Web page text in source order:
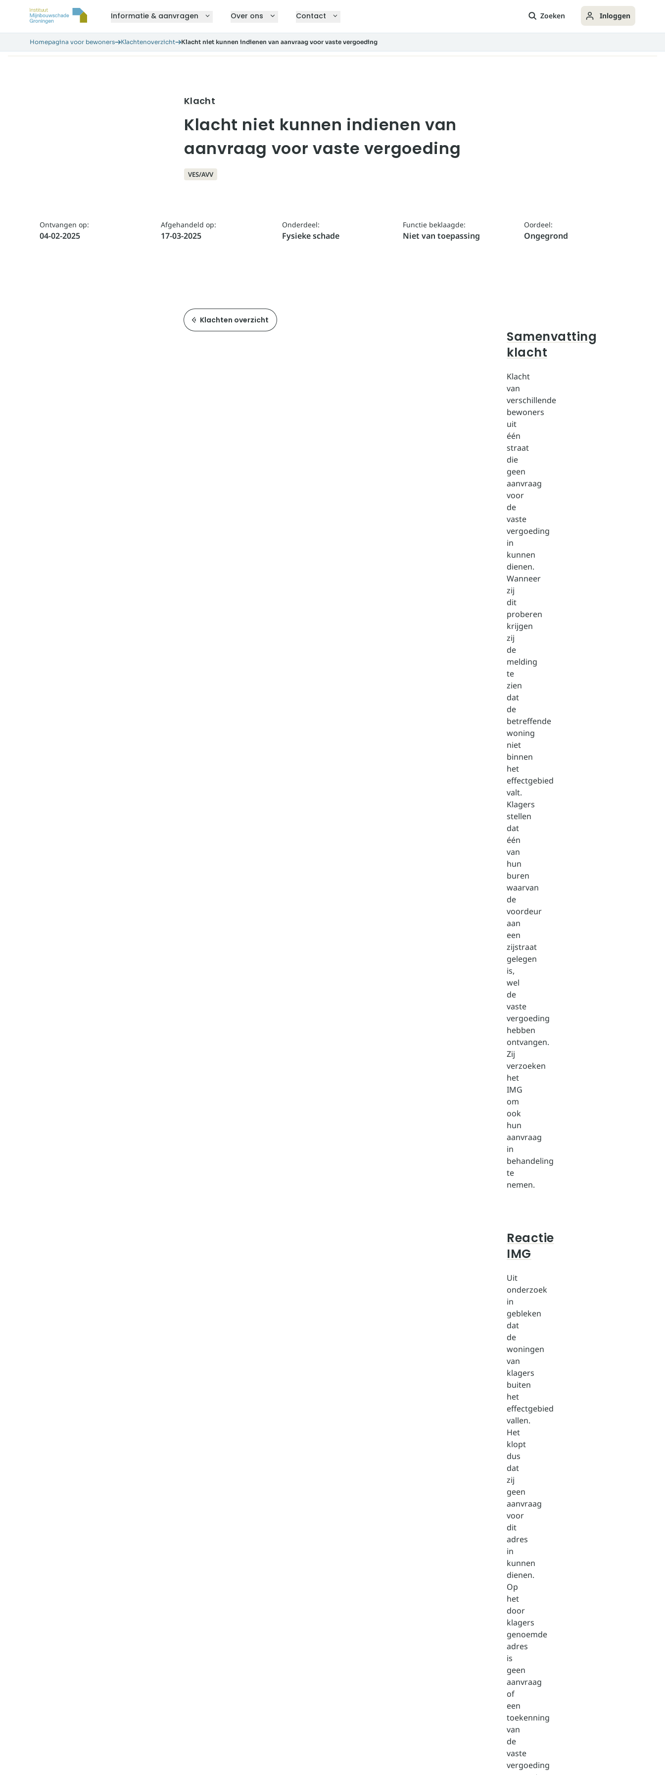
Informatie & aanvragen Over ons Contact Zoeken Inloggen
Homepagina voor bewoners Klachtenoverzicht Klacht niet kunnen indienen van aanvraag voor vaste vergoeding
Klacht niet kunnen indienen van
aanvraag voor vaste vergoeding
Klacht
VES/AVV
Ontvangen op:
04-02-2025
Afgehandeld op:
17-03-2025
Onderdeel:
Fysieke schade
Functie beklaagde:
Niet van toepassing
Oordeel:
Ongegrond
Klachten overzicht
Samenvatting
klacht
Klacht
van
verschillende
bewoners
uit
één
straat
die
geen
aanvraag
voor
de
vaste
vergoeding
in
kunnen
dienen.
Wanneer
zij
dit
proberen
krijgen
zij
de
melding
te
zien
dat
de
betreffende
woning
niet
binnen
het
effectgebied
valt.
Klagers
stellen
dat
één
van
hun
buren
waarvan
de
voordeur
aan
een
zijstraat
gelegen
is,
wel
de
vaste
vergoeding
hebben
ontvangen.
Zij
verzoeken
het
IMG
om
ook
hun
aanvraag
in
behandeling
te
nemen.
Reactie
IMG
Uit
onderzoek
in
gebleken
dat
de
woningen
van
klagers
buiten
het
effectgebied
vallen.
Het
klopt
dus
dat
zij
geen
aanvraag
voor
dit
adres
in
kunnen
dienen.
Op
het
door
klagers
genoemde
adres
is
geen
aanvraag
of
een
toekenning
van
de
vaste
vergoeding